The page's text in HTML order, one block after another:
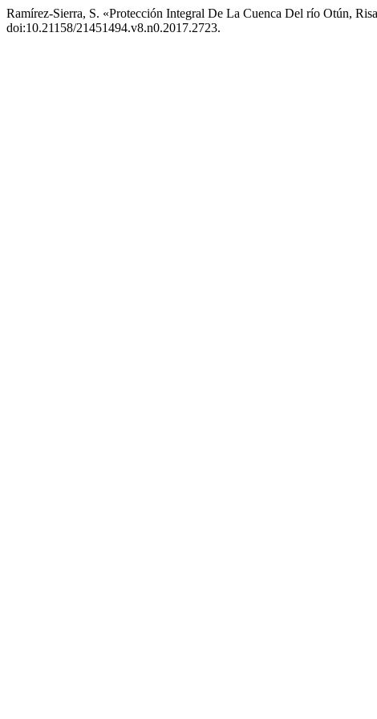
Ramírez-Sierra, S. «Protección Integral De La Cuenca Del río Otún,
doi:10.21158/21451494.v8.n0.2017.2723.